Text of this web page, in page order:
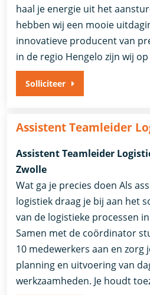
haal je energie uit het
hebben wij een mooie
innovatieve producent van
in de regio Hengelo zijn wij
Solliciteer
Assistent Teamleider
Assistent Teamleider
Zwolle
Wat ga je precies doen Als
logistiek draag je bij aan het
van de logistieke processen
Samen met de coördinator
10 medewerkers aan en zorg
planning en uitvoering van
werkzaamheden. Je houdt